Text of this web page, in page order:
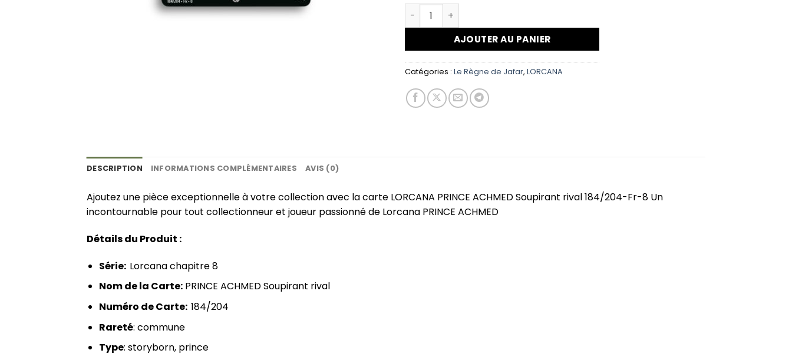
quantité de LORCANA PRINCE ACHMED Soupirant rival 184/204-Fr-8
AJOUTER AU PANIER
Catégories : Le Règne de Jafar, LORCANA
DESCRIPTION INFORMATIONS COMPLÉMENTAIRES AVIS (0)
Ajoutez une pièce exceptionnelle à votre collection avec la carte LORCANA PRINCE ACHMED Soupirant rival 184/204-Fr-8 Un
incontournable pour tout collectionneur et joueur passionné de Lorcana PRINCE ACHMED
Détails du Produit :
Série: Lorcana chapitre 8
Nom de la Carte:PRINCE ACHMED Soupirant rival
Numéro de Carte: 184/204
Rareté: commune
Type: storyborn, prince